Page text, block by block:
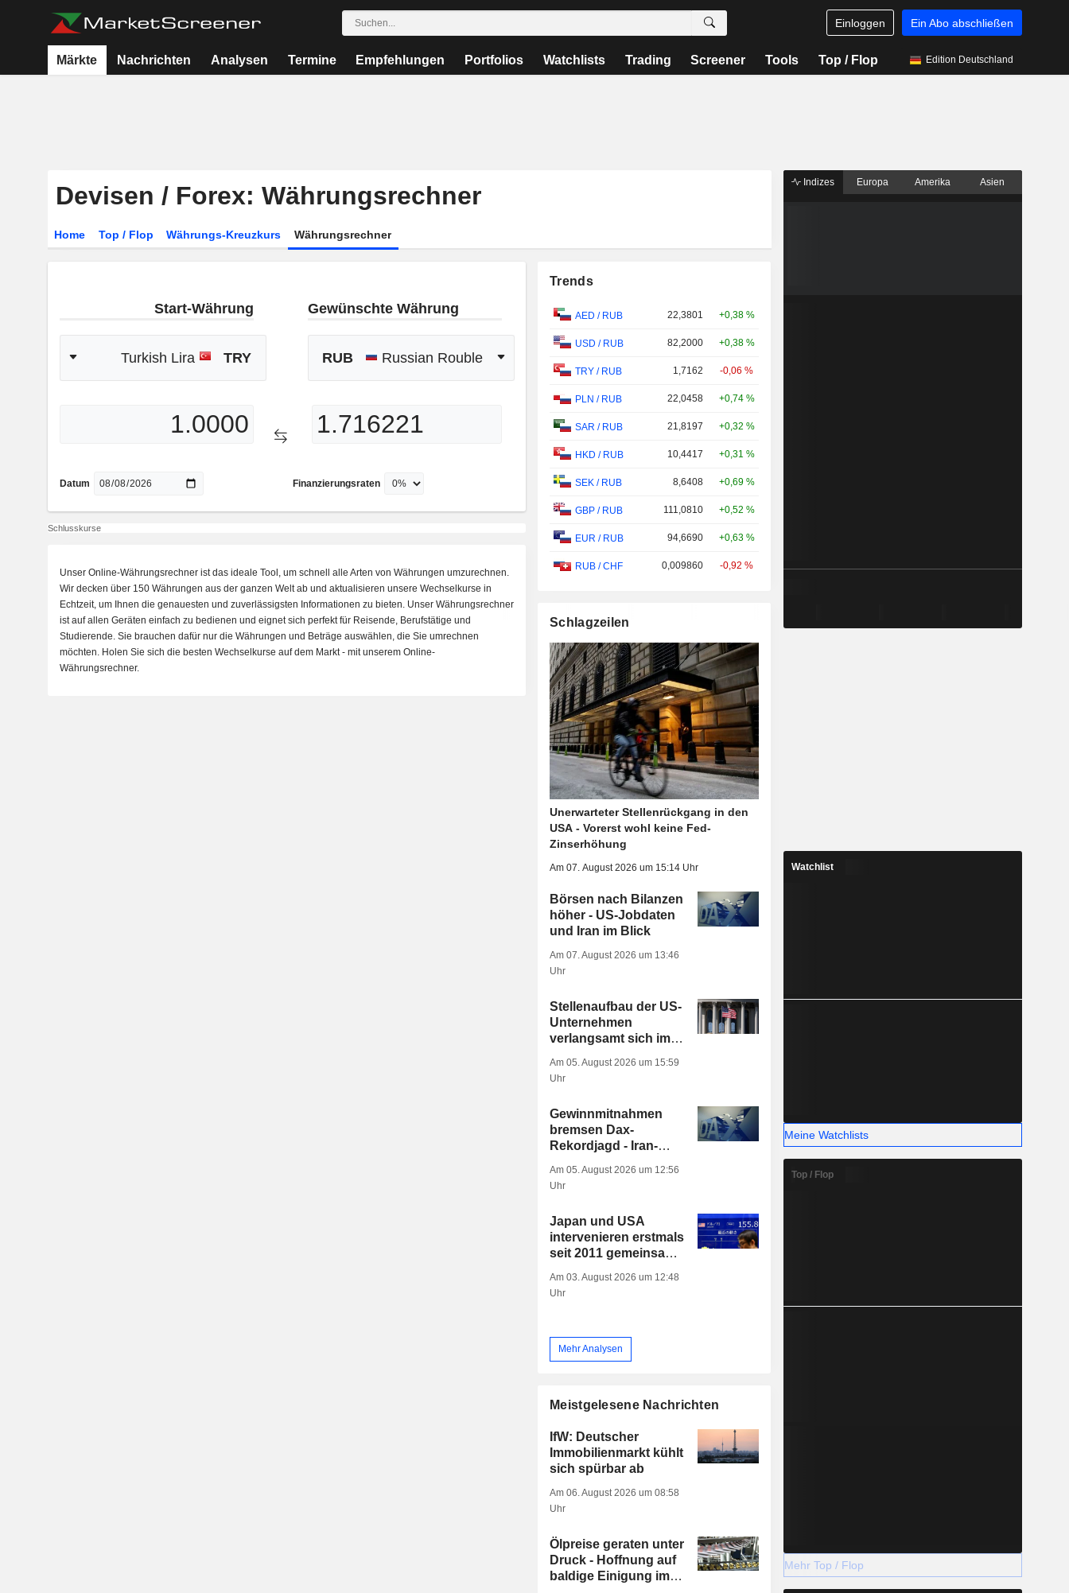
Einloggen Ein Abo abschließen
Märkte Nachrichten Analysen Termine Empfehlungen Portfolios Watchlists Trading Screener Tools Top / Flop Edition Deutschland
Devisen / Forex: Währungsrechner
Home Top / Flop Währungs-Kreuzkurs Währungsrechner
Start-Währung
Turkish Lira TRY
Gewünschte Währung
RUB Russian Rouble
Datum Finanzierungsraten
Schlusskurse
Unser Online-Währungsrechner ist das ideale Tool, um schnell alle Arten von Währungen umzurechnen.
Wir decken über 150 Währungen aus der ganzen Welt ab und aktualisieren unsere Wechselkurse in
Echtzeit, um Ihnen die genauesten und zuverlässigsten Informationen zu bieten. Unser Währungsrechner
ist auf allen Geräten einfach zu bedienen und eignet sich perfekt für Reisende, Berufstätige und
Studierende. Sie brauchen dafür nur die Währungen und Beträge auswählen, die Sie umrechnen
möchten. Holen Sie sich die besten Wechselkurse auf dem Markt - mit unserem Online-
Währungsrechner.
Trends
AED / RUB 22,3801 +0,38 %
USD / RUB 82,2000 +0,38 %
TRY / RUB 1,7162 -0,06 %
PLN / RUB 22,0458 +0,74 %
SAR / RUB 21,8197 +0,32 %
HKD / RUB 10,4417 +0,31 %
SEK / RUB 8,6408 +0,69 %
GBP / RUB 111,0810 +0,52 %
EUR / RUB 94,6690 +0,63 %
RUB /CHF 0,009860 -0,92 %
Schlagzeilen
Unerwarteter Stellenrückgang in den
USA - Vorerst wohl keine Fed-
Zinserhöhung
Am 07. August 2026 um 15:14 Uhr
Börsen nach Bilanzen
höher - US-Jobdaten
und Iran im Blick
Am 07. August 2026 um 13:46
Uhr
Stellenaufbau der US-
Unternehmen
verlangsamt sich im
Am 05. August 2026 um 15:59
Uhr
Gewinnmitnahmen
bremsen Dax-
Rekordjagd - Iran-
Am 05. August 2026 um 12:56
Uhr
Japan und USA
intervenieren erstmals
seit 2011 gemeinsam
Am 03. August 2026 um 12:48
Uhr
Mehr Analysen
Meistgelesene Nachrichten
IfW: Deutscher
Immobilienmarkt kühlt
sich spürbar ab
Am 06. August 2026 um 08:58
Uhr
Ölpreise geraten unter
Druck - Hoffnung auf
baldige Einigung im
Indizes Europa Amerika Asien
Watchlist
Meine Watchlists
Top / Flop
Mehr Top / Flop